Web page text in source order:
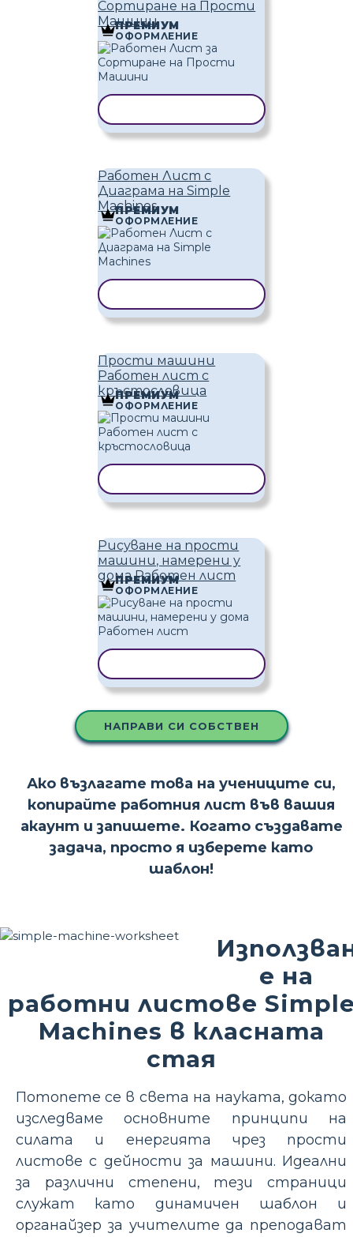
Сортиране на Прости
Машини
ПРЕМИУМ
ОФОРМЛЕНИЕ
Работен Лист с
Диаграма на Simple
Machines
ПРЕМИУМ
ОФОРМЛЕНИЕ
Прости машини
Работен лист с
кръстословица
ПРЕМИУМ
ОФОРМЛЕНИЕ
Рисуване на прости
машини, намерени у
дома Работен лист
ПРЕМИУМ
ОФОРМЛЕНИЕ
НАПРАВИ СИ СОБСТВЕН
Ако възлагате това на учениците си,
копирайте работния лист във вашия
акаунт и запишете. Когато създавате
задача, просто я изберете като
шаблон!
е на
работни листове
Machines в класната
стая
Потопете се в света на науката, докато
изследваме основните принципи на
силата и енергията чрез прости
листове с дейности за машини. Идеални
за различни степени, тези страници
служат като динамичен шаблон и
органайзер за учителите да преподават